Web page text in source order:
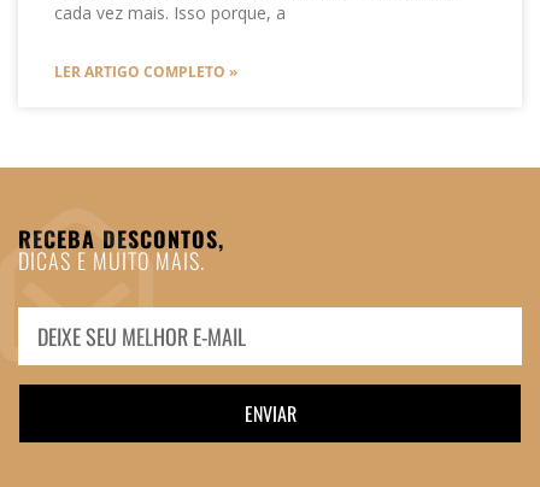
cada vez mais. Isso porque, a
LER ARTIGO COMPLETO »
RECEBA DESCONTOS,
DICAS E MUITO MAIS.
ENVIAR